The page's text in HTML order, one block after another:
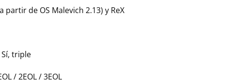
de OS Malevich 2.13) y ReX
Sí, triple
/ 2EOL / 3EOL